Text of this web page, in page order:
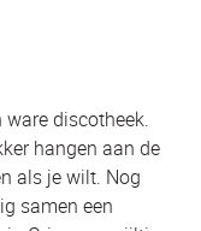
ware discotheek.
hangen aan de
als je wilt. Nog
samen een